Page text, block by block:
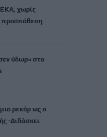
χωρίς
προϋπόθεση
ύδωρ» στο
ρεκόρ ως ο
-Διδάσκει